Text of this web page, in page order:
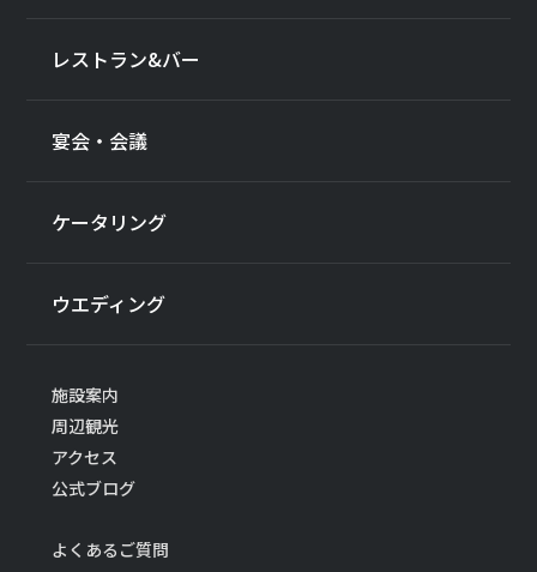
レストラン&バー
宴会・会議
ケータリング
ウエディング
施設案内
周辺観光
アクセス
公式ブログ
よくあるご質問